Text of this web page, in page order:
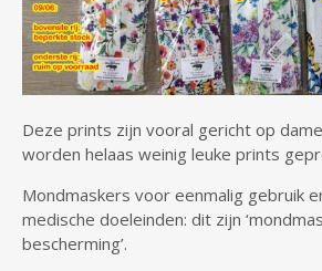
Deze prints zijn vooral gericht op
worden helaas weinig leuke prints
Mondmaskers voor eenmalig gebruik
medische doeleinden: dit zijn
bescherming’.